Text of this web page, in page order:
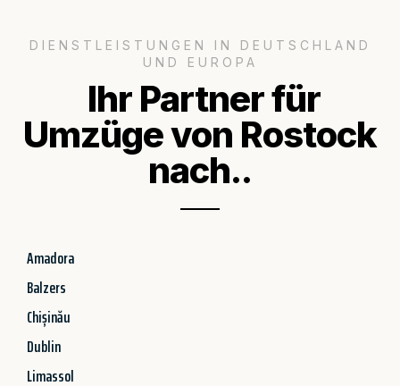
DIENSTLEISTUNGEN IN DEUTSCHLAND
UND EUROPA
Ihr Partner für
Umzüge von Rostock
nach..
Amadora
Balzers
Chișinău
Dublin
Limassol